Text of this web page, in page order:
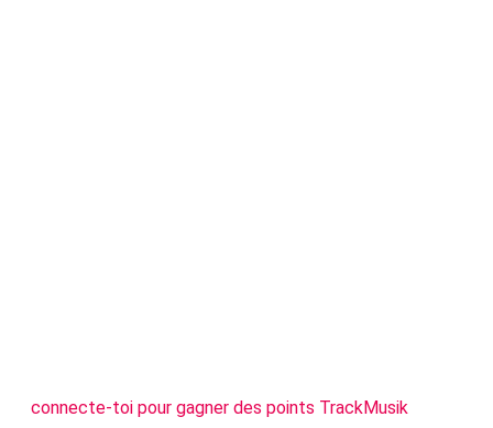
connecte-toi pour gagner des points TrackMusik